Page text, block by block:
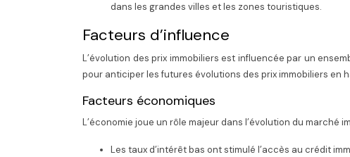
dans les grandes villes et les zones touristiques.
Facteurs d’influence
L’évolution des prix immobiliers est influencée par un
pour anticiper les futures évolutions des prix immobiliers en
Facteurs économiques
L’économie joue un rôle majeur dans l’évolution du marché
Les taux d’intérêt bas ont stimulé l’accès au crédit